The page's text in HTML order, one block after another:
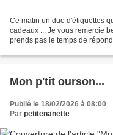
Ce matin un duo d'étiquettes
cadeaux ... Je vous remercie
prends pas le temps de
Mon p'tit ourson...
Publié le 18/02/2026 à 08:00
Par petitenanette